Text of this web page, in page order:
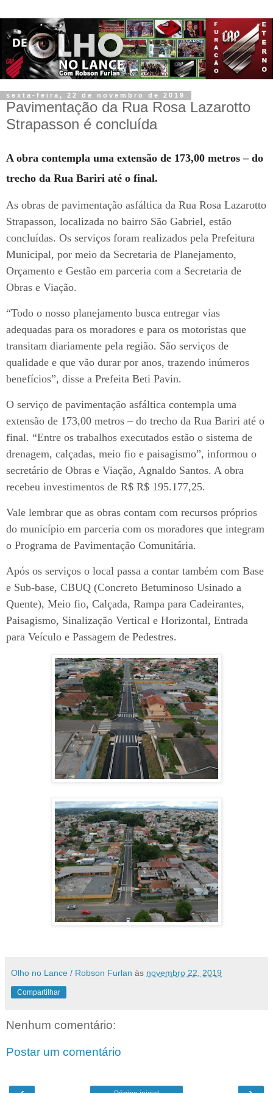
sexta-feira, 22 de novembro de 2019
Pavimentação da Rua Rosa Lazarotto
Strapasson é concluída
A obra contempla uma extensão de 173,00 metros – do
trecho da Rua Bariri até o final.
As obras de pavimentação asfáltica da Rua Rosa Lazarotto
Strapasson, localizada no bairro São Gabriel, estão
concluídas. Os serviços foram realizados pela Prefeitura
Municipal, por meio da Secretaria de Planejamento,
Orçamento e Gestão em parceria com a Secretaria de
Obras e Viação.
“Todo o nosso planejamento busca entregar vias
adequadas para os moradores e para os motoristas que
transitam diariamente pela região. São serviços de
qualidade e que vão durar por anos, trazendo inúmeros
benefícios”, disse a Prefeita Beti Pavin.
O serviço de pavimentação asfáltica contempla uma
extensão de 173,00 metros – do trecho da Rua Bariri até o
final. “Entre os trabalhos executados estão o sistema de
drenagem, calçadas, meio fio e paisagismo”, informou o
secretário de Obras e Viação, Agnaldo Santos. A obra
recebeu investimentos de R$ R$ 195.177,25.
Vale lembrar que as obras contam com recursos próprios
do município em parceria com os moradores que integram
o Programa de Pavimentação Comunitária.
Após os serviços o local passa a contar também com Base
e Sub-base, CBUQ (Concreto Betuminoso Usinado a
Quente), Meio fio, Calçada, Rampa para Cadeirantes,
Paisagismo, Sinalização Vertical e Horizontal, Entrada
para Veículo e Passagem de Pedestres.
Olho no Lance / Robson Furlan às novembro 22, 2019
Compartilhar
Nenhum comentário:
Postar um comentário